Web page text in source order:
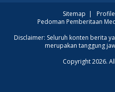
Sitemap | Profile
Pedoman Pemberitaan
Disclaimer: Seluruh konten berita
merupakan tanggung
Copyright 2026.